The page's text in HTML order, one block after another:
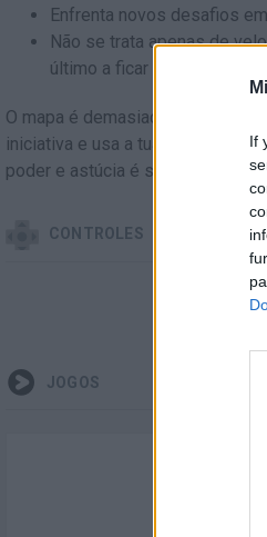
If
Enfrenta novos desafios
Não se trata apenas de
último a ficar de pé.
O mapa é demasiado pequeno
iniciativa e usa a tua velocidade
poder e astúcia é sobrevivência
CONTROLES
JOGOS